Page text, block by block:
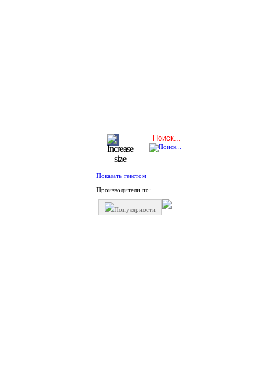
Показать текстом
Производители по:
Популярности